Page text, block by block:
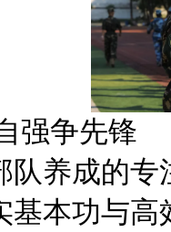
强争先锋
养成的专
基本功与